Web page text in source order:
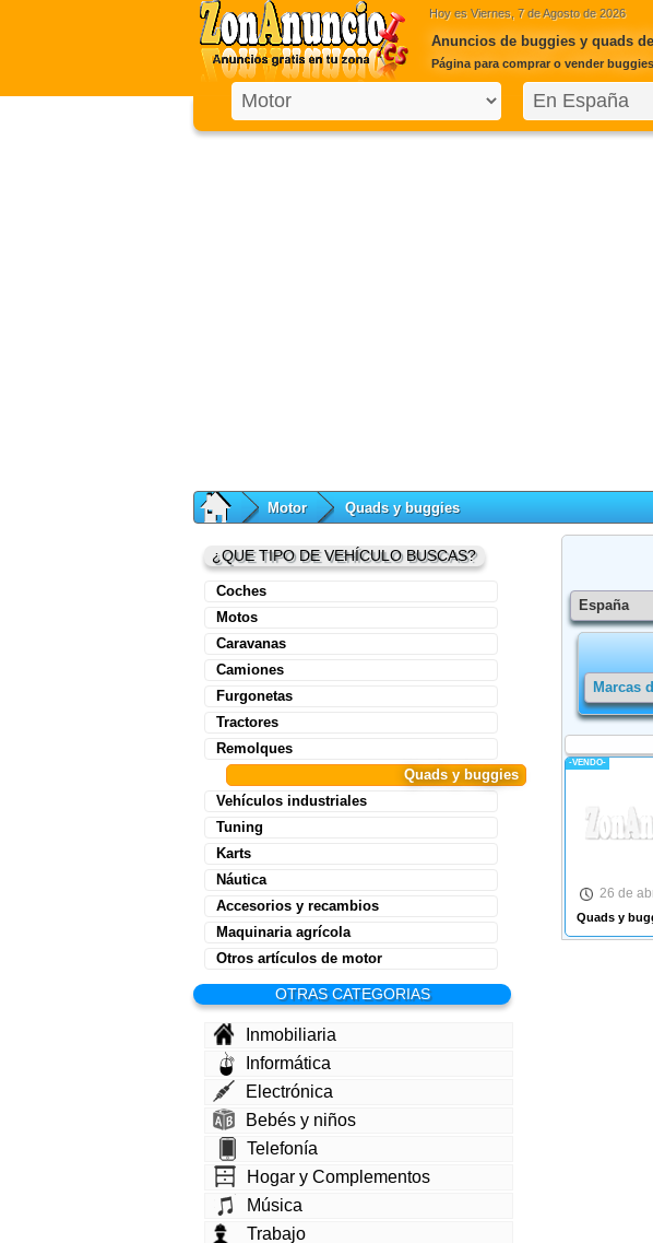
Hoy es Viernes, 7 de Agosto de 2026
Anuncios de buggies y quads
Página para comprar o vender
Motor Quads y buggies
¿QUE TIPO DE VEHÍCULO BUSCAS?
Coches
Motos
Caravanas
Camiones
Furgonetas
Tractores
Remolques
Quads y buggies
Vehículos industriales
Tuning
Karts
Náutica
Accesorios y recambios
Maquinaria agrícola
Otros artículos de motor
OTRAS CATEGORIAS
Inmobiliaria
Informática
Electrónica
Bebés y niños
Telefonía
Hogar y Complementos
Música
Trabajo
-VENDO-
26 de
Quads y